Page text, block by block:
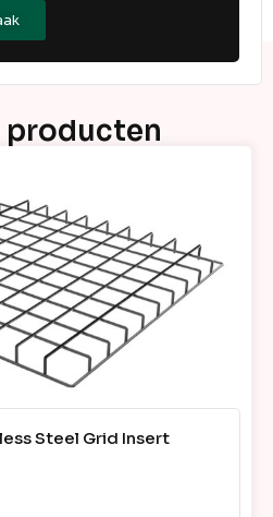
producten
Steel Grid Insert